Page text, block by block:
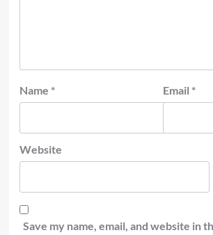
Name * Email *
Website
Save my name, email, and website in